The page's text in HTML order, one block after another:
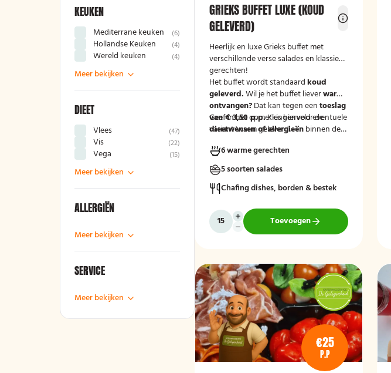
KEUKEN
Mediterrane keuken (6)
Hollandse Keuken (4)
Wereld keuken (4)
Meer bekijken
DIEET
Vlees (47)
Vis (22)
Vega (15)
Meer bekijken
ALLERGIËN
Meer bekijken
SERVICE
Meer bekijken
GRIEKS BUFFET LUXE (KOUD
GELEVERD)
Heerlijk en luxe Grieks buffet met
verschillende verse salades en klassieke
gerechten!
Het buffet wordt standaardkoud
geleverd.Wil je het buffet lieverwarm
ontvangen?Dat kan tegen eentoeslag
van € 3,50 p.p.Kies hiervoor de
variant 'warm geleverd'.
Geef in het opmerkingenveld eventuele
dieetwensen of allergieënbinnen de
mee kunnen houden.
6 warme gerechten
5 soorten salades
Chafing dishes, borden & bestek
Toevoegen
€25
P.P